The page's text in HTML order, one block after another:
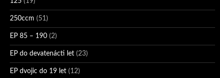
250ccm (51)
EP 85 – 190 (2)
EP do devatenácti let (23)
EP dvojic do 19 let (12)